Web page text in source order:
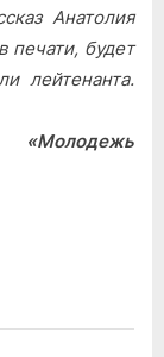
Анатолия
печати, будет
лейтенанта.